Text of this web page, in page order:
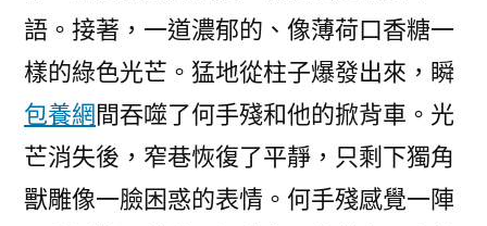
語。接著，一道濃郁的、像薄荷口香糖一
樣的綠色光芒。猛地從柱子爆發出來，瞬
包養網間吞噬了何手殘和他的掀背車。光
芒消失後，窄巷恢復了平靜，只剩下獨角
獸雕像一臉困惑的表情。何手殘感覺一陣